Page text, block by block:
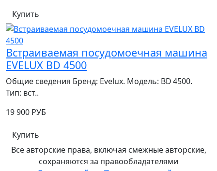
Купить
Встраиваемая посудомоечная машина
EVELUX BD 4500
Общие сведения Бренд: Evelux. Модель: BD 4500.
Тип: вст..
19 900 РУБ
Купить
Все авторские права, включая смежные авторские,
сохраняются за правообладателями